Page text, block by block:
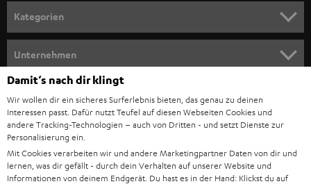
n
m
e
l
d
u
n
g
Kategorien
HEIMKINO-KOMPLETTANLAGEN
SOUNDBAR
HIFI-LAUTSPRECHER
SMART HOME
Unternehmen
SUPPORT
KARRIERE
GESCHÄFTSKUNDEN
DEUTSCHLAND
ÖSTERREICH
Damit‘s nach dir klingt
Wir wollen dir ein sicheres Surferlebnis bieten, das genau zu deinen
Interessen passt. Dafür nutzt Teufel auf diesen Webseiten Cookies und
andere Tracking-Technologien – auch von Dritten - und setzt Dienste zur
Personalisierung ein.
Mit Cookies verarbeiten wir und andere Marketingpartner Daten von dir und
lernen, was dir gefällt - durch dein Verhalten auf unserer Website und
Informationen von deinem Endgerät. Du hast es in der Hand: Klickst du auf